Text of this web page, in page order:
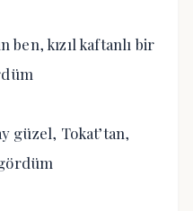
ben, kızıl kaftanlı bir
güzel, Tokat’tan,